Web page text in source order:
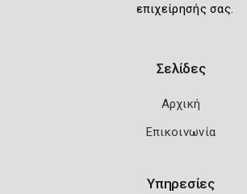
επιχείρησής σας.
Σελίδες
Αρχική
Επικοινωνία
Υπηρεσίες